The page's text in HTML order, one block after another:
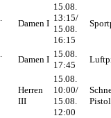
Damen I
15.08.
13:15/
15.08.
16:15
Damen I
15.08.
17:45
Herren
III
15.08.
10:00/
15.08.
12:00